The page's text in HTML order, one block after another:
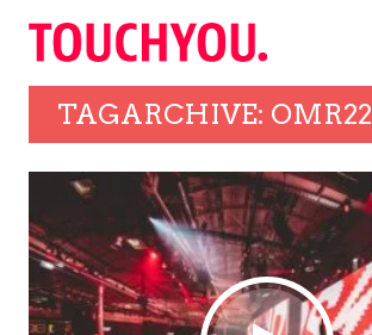
TAGARCHIVE: OMR22